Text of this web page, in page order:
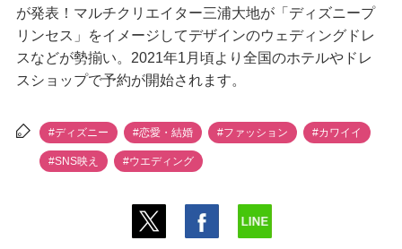
が発表！マルチクリエイター三浦大地が「ディズニープ
リンセス」をイメージしてデザインのウェディングドレ
スなどが勢揃い。2021年1月頃より全国のホテルやドレ
スショップで予約が開始されます。
#ディズニー #恋愛・結婚 #ファッション #カワイイ
#SNS映え #ウエディング